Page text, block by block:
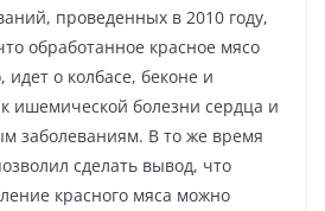
проведенных в 2010 году,
обработанное красное мясо
идет о колбасе, беконе и
ишемической болезни сердца и
заболеваниям. В то же время
сделать вывод, что
красного мяса можно